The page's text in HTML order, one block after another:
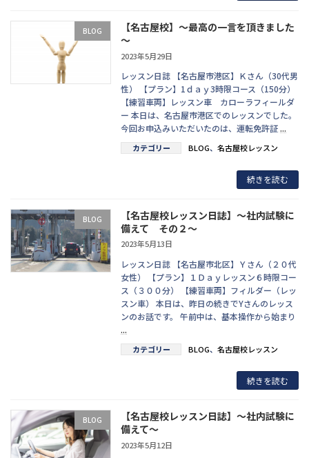
BLOG
【名古屋校】～最高の一言を頂きました
～
2023年5月29日
レッスン日誌 【名古屋市港区】Ｋさん（30代男
性） 【プラン】1ｄａｙ3時限コース（150分）
【練習車両】レッスン車 カローラフィールダ
ー 本日は、名古屋市港区でのレッスンでした。
今回お申込みいただいたのは、運転免許証...
カテゴリー BLOG、名古屋校レッスン
続きを読む
BLOG
【名古屋校レッスン日誌】～社内試験に
備えて その２～
2023年5月13日
レッスン日誌 【名古屋市北区】Ｙさん（２０代
女性） 【プラン】１Ｄａｙレッスン６時限コー
ス（３００分） 【練習車両】フィルダー（レッ
スン車） 本日は、昨日の続きでYさんのレッス
ンのお話です。 午前中は、基本操作から始まり
...
カテゴリー BLOG、名古屋校レッスン
続きを読む
BLOG
【名古屋校レッスン日誌】～社内試験に
備えて～
2023年5月12日